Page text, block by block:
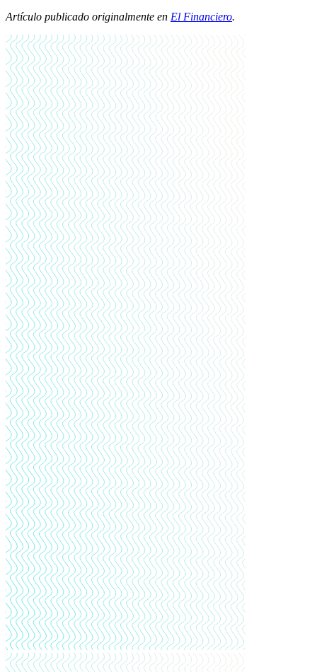
Artículo publicado originalmente en El Financiero.